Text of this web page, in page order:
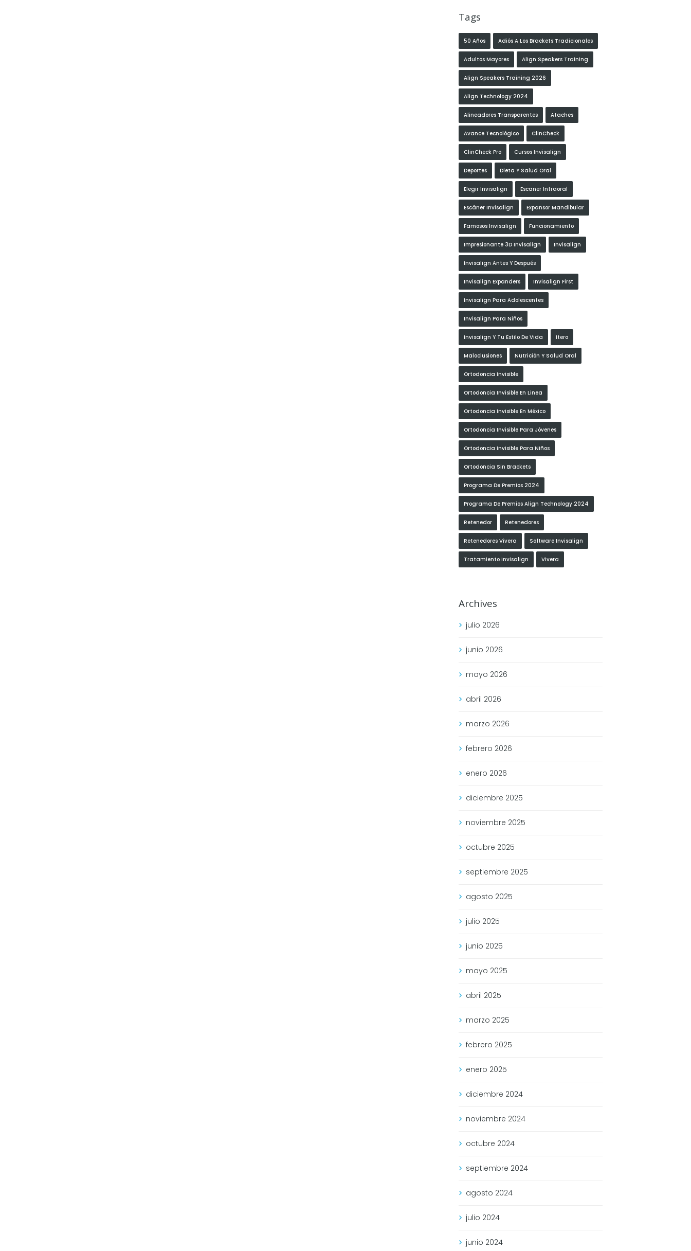
Tags
50 Años Adiós A Los Brackets Tradicionales
Adultos Mayores Align Speakers Training
Align Speakers Training 2026
Align Technology 2024
Alineadores Transparentes Ataches
Avance Tecnológico ClinCheck
ClinCheck Pro Cursos Invisalign
Deportes Dieta Y Salud Oral
Elegir Invisalign Escaner Intraoral
Escáner Invisalign Expansor Mandibular
Famosos Invisalign Funcionamiento
Impresionante 3D Invisalign Invisalign
Invisalign Antes Y Después
Invisalign Expanders Invisalign First
Invisalign Para Adolescentes
Invisalign Para Niños
Invisalign Y Tu Estilo De Vida Itero
Maloclusiones Nutrición Y Salud Oral
Ortodoncia Invisible
Ortodoncia Invisible En Linea
Ortodoncia Invisible En México
Ortodoncia Invisible Para Jóvenes
Ortodoncia Invisible Para Niños
Ortodoncia Sin Brackets
Programa De Premios 2024
Programa De Premios Align Technology 2024
Retenedor Retenedores
Retenedores Vivera Software Invisalign
Tratamiento Invisalign Vivera
Archives
julio 2026
junio 2026
mayo 2026
abril 2026
marzo 2026
febrero 2026
enero 2026
diciembre 2025
noviembre 2025
octubre 2025
septiembre 2025
agosto 2025
julio 2025
junio 2025
mayo 2025
abril 2025
marzo 2025
febrero 2025
enero 2025
diciembre 2024
noviembre 2024
octubre 2024
septiembre 2024
agosto 2024
julio 2024
junio 2024